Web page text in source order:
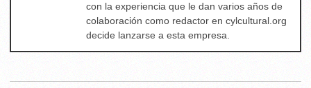
con la experiencia que le dan varios años de
colaboración como redactor en cylcultural.org
decide lanzarse a esta empresa.